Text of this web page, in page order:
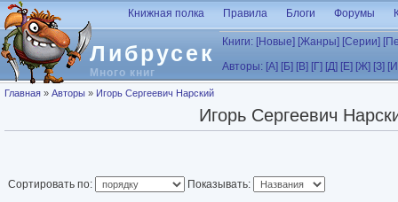
Перейти к основному содержанию
Либрусек
Много книг
Книжная полка Правила Блоги Форумы
Книги: [Новые] [Жанры] [Серии]
Авторы: [А] [Б] [В] [Г] [Д] [Е] [Ж] [З]
Вы здесь
Главная » Авторы » Игорь Сергеевич Нарский
Игорь Сергеевич
Сортировать по: Показывать: